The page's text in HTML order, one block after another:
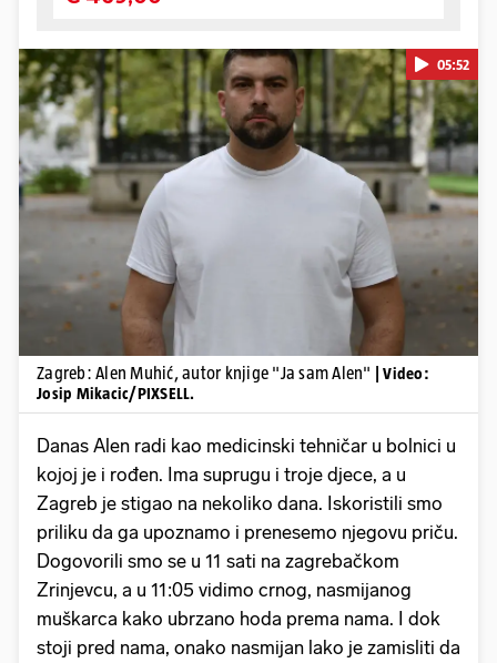
05:52
Zagreb: Alen Muhić, autor knjige "Ja sam Alen"
| Video:
Josip Mikacic/PIXSELL.
Danas Alen radi kao medicinski tehničar u bolnici u
kojoj je i rođen. Ima suprugu i troje djece, a u
Zagreb je stigao na nekoliko dana. Iskoristili smo
priliku da ga upoznamo i prenesemo njegovu priču.
Dogovorili smo se u 11 sati na zagrebačkom
Zrinjevcu, a u 11:05 vidimo crnog, nasmijanog
muškarca kako ubrzano hoda prema nama. I dok
stoji pred nama, onako nasmijan lako je zamisliti da